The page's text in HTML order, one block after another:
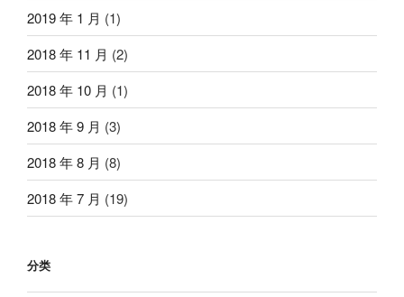
2019 年 1 月 (1)
2018 年 11 月 (2)
2018 年 10 月 (1)
2018 年 9 月 (3)
2018 年 8 月 (8)
2018 年 7 月 (19)
分类